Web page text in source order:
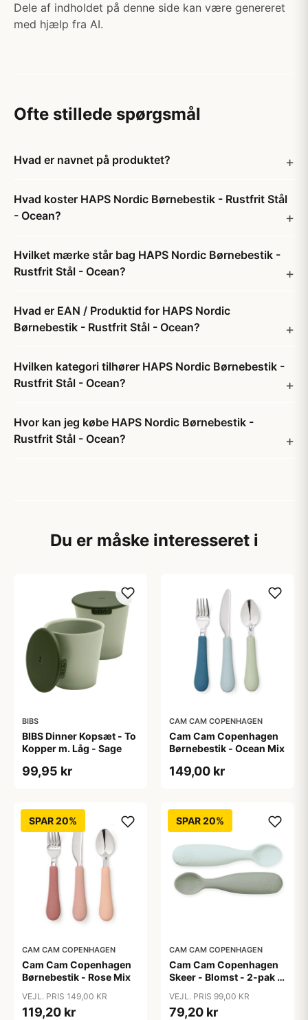
Dele af indholdet på denne side kan være genereret
med hjælp fra AI.
Ofte stillede spørgsmål
Hvad er navnet på produktet?
Hvad koster HAPS Nordic Børnebestik - Rustfrit Stål
- Ocean?
Hvilket mærke står bag HAPS Nordic Børnebestik -
Rustfrit Stål - Ocean?
Hvad er EAN / Produktid for HAPS Nordic
Børnebestik - Rustfrit Stål - Ocean?
Hvilken kategori tilhører HAPS Nordic Børnebestik -
Rustfrit Stål - Ocean?
Hvor kan jeg købe HAPS Nordic Børnebestik -
Rustfrit Stål - Ocean?
Du er måske interesseret i
BIBS
BIBS Dinner Kopsæt - To
Kopper m. Låg - Sage
99,95 kr
CAM CAM COPENHAGEN
Cam Cam Copenhagen
Børnebestik - Ocean Mix
149,00 kr
SPAR 20%
CAM CAM COPENHAGEN
Cam Cam Copenhagen
Børnebestik - Rose Mix
VEJL. PRIS 149,00 KR
119,20 kr
SPAR 20%
CAM CAM COPENHAGEN
Cam Cam Copenhagen
Skeer - Blomst - 2-pak -
VEJL. PRIS 99,00 KR
79,20 kr